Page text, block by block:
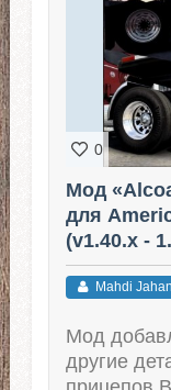
0
Мод
для
(v1.40.x -
Mahdi
Мод
другие